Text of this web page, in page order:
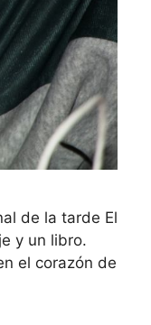
de la tarde El
y un libro.
el corazón de